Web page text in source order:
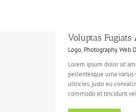
Voluptas Fugiats
Logo, Photography,Web
Lorem ipsum dolor sit
pellentesque urna varius
ultricies, justo eu
commodo et tincidunt